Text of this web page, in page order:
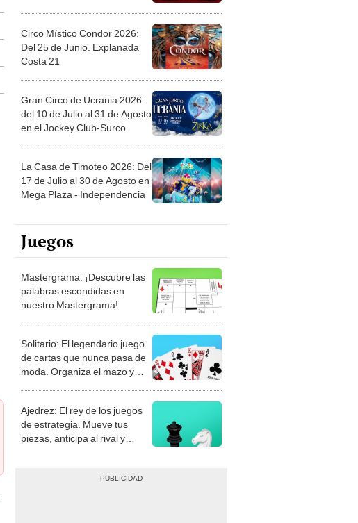
Circo Místico Condor 2026:
Del 25 de Junio. Explanada
Costa 21
Gran Circo de Ucrania 2026:
del 10 de Julio al 31 de Agosto
en el Jockey Club-Surco
La Casa de Timoteo 2026: Del
17 de Julio al 30 de Agosto en
Mega Plaza - Independencia
Juegos
Mastergrama: ¡Descubre las
palabras escondidas en
nuestro Mastergrama!
Solitario: El legendario juego
de cartas que nunca pasa de
moda. Organiza el mazo y
demuestra tu habilidad.
Ajedrez: El rey de los juegos
de estrategia. Mueve tus
piezas, anticipa al rival y
consigue el jaque mate.